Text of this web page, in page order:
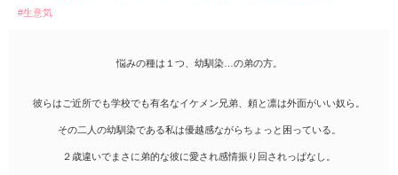
#生意気
悩みの種は１つ、幼馴染…の弟の方。
彼らはご近所でも学校でも有名なイケメン兄弟、頼と凛は外面がいい奴ら。
その二人の幼馴染である私は優越感ながらちょっと困っている。
２歳違いでまさに弟的な彼に愛され感情振り回されっぱなし。